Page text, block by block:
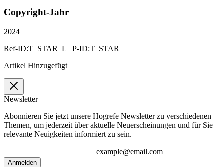
Copyright-Jahr
2024
Ref-ID:T_STAR_L P-ID:T_STAR
Artikel Hinzugefügt
Newsletter
Abonnieren Sie jetzt unsere Hogrefe Newsletter zu verschiedenen
Themen, um jederzeit über aktuelle Neuerscheinungen und für Sie
relevante Neuigkeiten informiert zu sein.
example@email.com
Anmelden